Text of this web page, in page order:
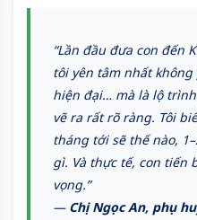
“Lần đầu đưa con đến
tôi yên tâm nhất
hiện đại… mà là lộ
vẽ ra rất rõ ràng. Tôi
tháng tới sẽ thế nào,
gì. Và thực tế, con tiến
vọng.”
— Chị Ngọc An, phụ